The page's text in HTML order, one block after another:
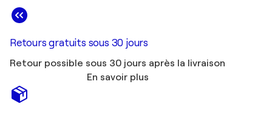
Retours gratuits sous 30 jours
Retour possible sous 30 jours après la livraison
En savoir plus